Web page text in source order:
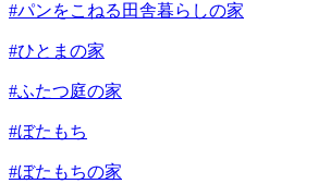
#パンをこねる田舎暮らしの家
#ひとまの家
#ふたつ庭の家
#ぼたもち
#ぼたもちの家